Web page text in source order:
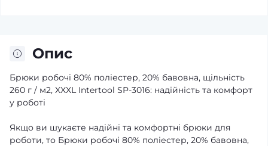
Опис
Брюки робочі 80% поліестер, 20% бавовна, щільність
260 г / м2, XXXL Intertool SP-3016: надійність та комфорт
у роботі
Якщо ви шукаєте надійні та комфортні брюки для
роботи, то Брюки робочі 80% поліестер, 20% бавовна,